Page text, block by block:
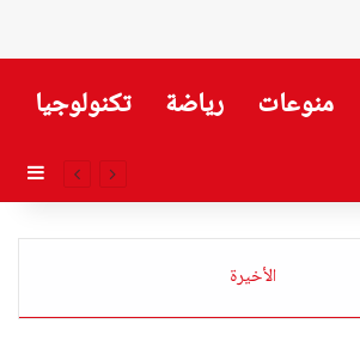
منوعات رياضة تكنولوجيا
الأخيرة